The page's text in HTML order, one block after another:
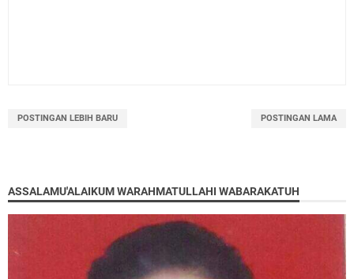
POSTINGAN LEBIH BARU POSTINGAN LAMA
ASSALAMU'ALAIKUM WARAHMATULLAHI WABARAKATUH